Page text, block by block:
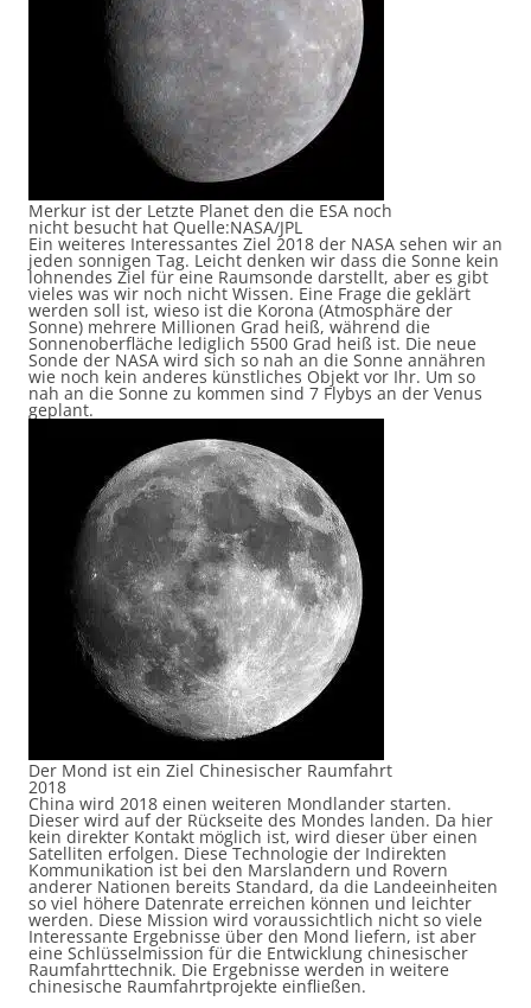
Merkur ist der Letzte Planet den die ESA noch
nicht besucht hat Quelle:NASA/JPL
Ein weiteres Interessantes Ziel 2018 der NASA sehen wir an
jeden sonnigen Tag. Leicht denken wir dass die Sonne kein
lohnendes Ziel für eine Raumsonde darstellt, aber es gibt
vieles was wir noch nicht Wissen. Eine Frage die geklärt
werden soll ist, wieso ist die Korona (Atmosphäre der
Sonne) mehrere Millionen Grad heiß, während die
Sonnenoberfläche lediglich 5500 Grad heiß ist. Die neue
Sonde der NASA wird sich so nah an die Sonne annähren
wie noch kein anderes künstliches Objekt vor Ihr. Um so
nah an die Sonne zu kommen sind 7 Flybys an der Venus
geplant.
Der Mond ist ein Ziel Chinesischer Raumfahrt
2018
China wird 2018 einen weiteren Mondlander starten.
Dieser wird auf der Rückseite des Mondes landen. Da hier
kein direkter Kontakt möglich ist, wird dieser über einen
Satelliten erfolgen. Diese Technologie der Indirekten
Kommunikation ist bei den Marslandern und Rovern
anderer Nationen bereits Standard, da die Landeeinheiten
so viel höhere Datenrate erreichen können und leichter
werden. Diese Mission wird voraussichtlich nicht so viele
Interessante Ergebnisse über den Mond liefern, ist aber
eine Schlüsselmission für die Entwicklung chinesischer
Raumfahrttechnik. Die Ergebnisse werden in weitere
chinesische Raumfahrtprojekte einfließen.